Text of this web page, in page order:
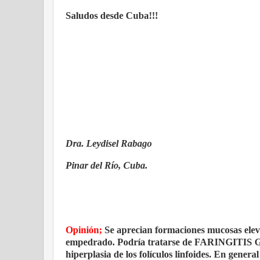
Saludos desde Cuba!!!
Dra. Leydisel Rabago
Pinar del Río, Cuba.
Opinión; Se aprecian formaciones mucosas
empedrado. Podría tratarse de FARINGITIS
hiperplasia de los folículos linfoides. En